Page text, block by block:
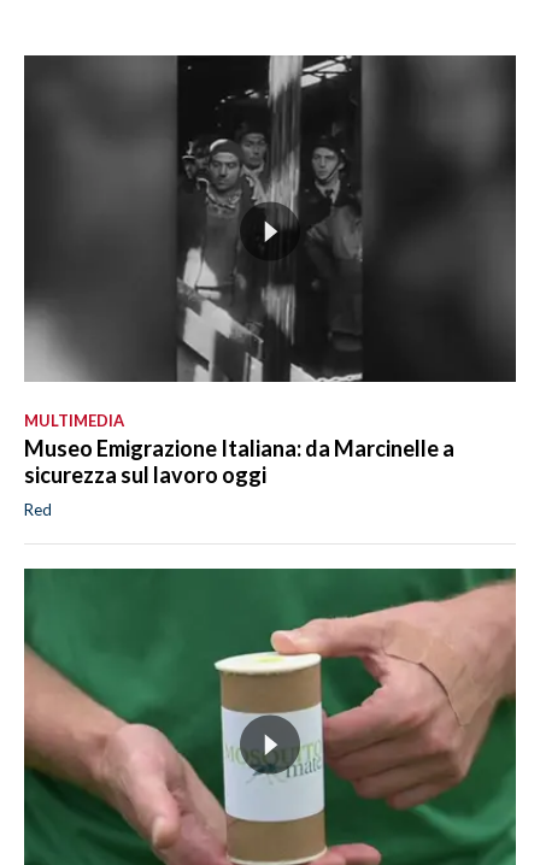
MULTIMEDIA
Museo Emigrazione Italiana: da Marcinelle a
sicurezza sul lavoro oggi
Red